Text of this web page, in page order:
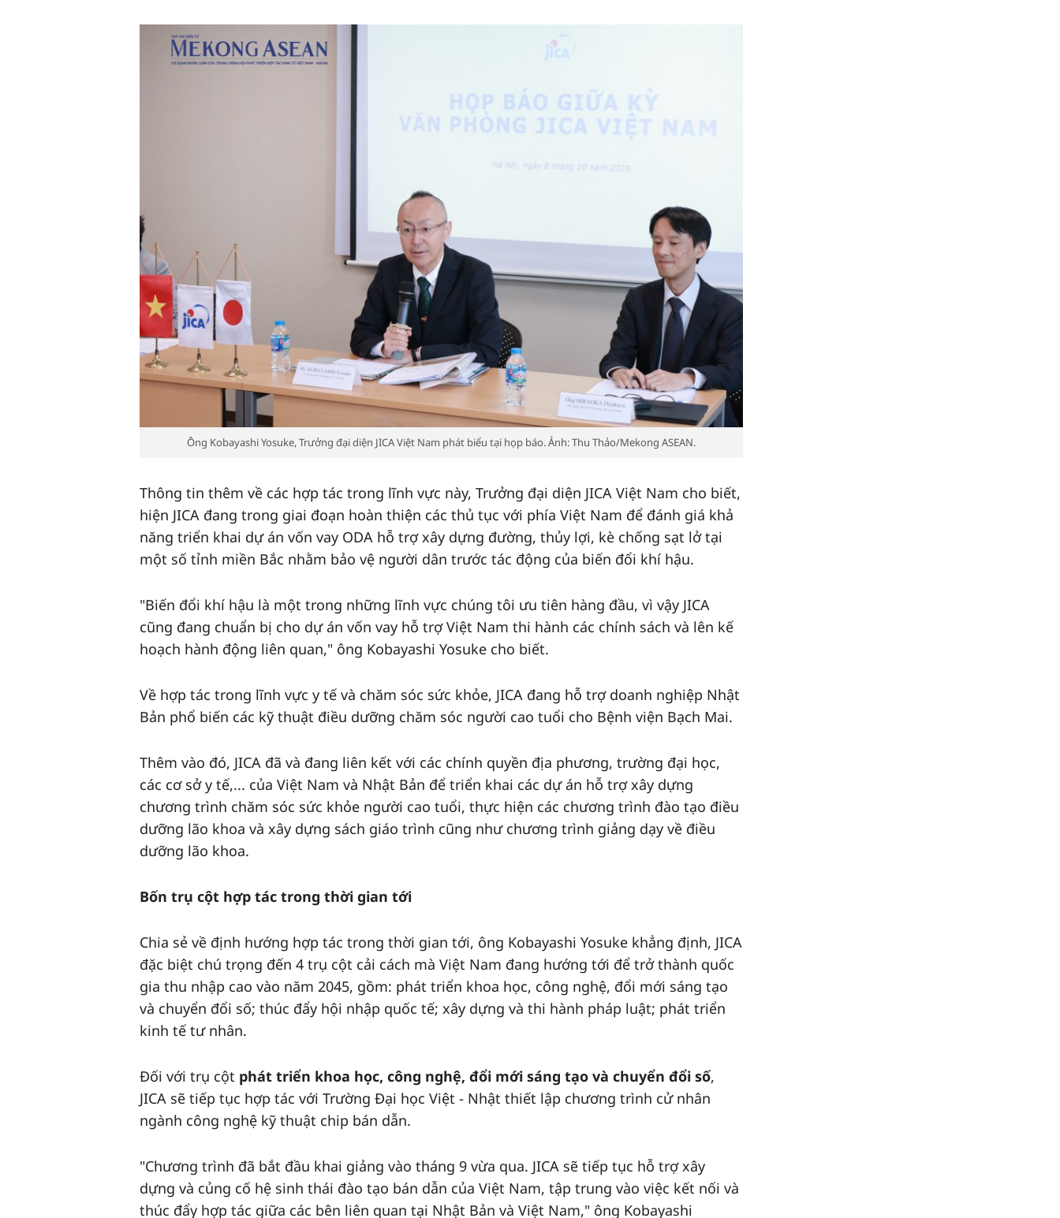
Ông Kobayashi Yosuke, Trưởng đại diện JICA Việt Nam phát biểu tại họp báo. Ảnh: Thu Thảo/Mekong ASEAN.
Thông tin thêm về các hợp tác trong lĩnh vực này, Trưởng đại diện JICA Việt Nam cho biết,
hiện JICA đang trong giai đoạn hoàn thiện các thủ tục với phía Việt Nam để đánh giá khả
năng triển khai dự án vốn vay ODA hỗ trợ xây dựng đường, thủy lợi, kè chống sạt lở tại
một số tỉnh miền Bắc nhằm bảo vệ người dân trước tác động của biến đổi khí hậu.
"Biến đổi khí hậu là một trong những lĩnh vực chúng tôi ưu tiên hàng đầu, vì vậy JICA
cũng đang chuẩn bị cho dự án vốn vay hỗ trợ Việt Nam thi hành các chính sách và lên kế
hoạch hành động liên quan," ông Kobayashi Yosuke cho biết.
Về hợp tác trong lĩnh vực y tế và chăm sóc sức khỏe, JICA đang hỗ trợ doanh nghiệp Nhật
Bản phổ biến các kỹ thuật điều dưỡng chăm sóc người cao tuổi cho Bệnh viện Bạch Mai.
Thêm vào đó, JICA đã và đang liên kết với các chính quyền địa phương, trường đại học,
các cơ sở y tế,... của Việt Nam và Nhật Bản để triển khai các dự án hỗ trợ xây dựng
chương trình chăm sóc sức khỏe người cao tuổi, thực hiện các chương trình đào tạo điều
dưỡng lão khoa và xây dựng sách giáo trình cũng như chương trình giảng dạy về điều
dưỡng lão khoa.
Bốn trụ cột hợp tác trong thời gian tới
Chia sẻ về định hướng hợp tác trong thời gian tới, ông Kobayashi Yosuke khẳng định, JICA
đặc biệt chú trọng đến 4 trụ cột cải cách mà Việt Nam đang hướng tới để trở thành quốc
gia thu nhập cao vào năm 2045, gồm: phát triển khoa học, công nghệ, đổi mới sáng tạo
và chuyển đổi số; thúc đẩy hội nhập quốc tế; xây dựng và thi hành pháp luật; phát triển
kinh tế tư nhân.
Đối với trụ cột phát triển khoa học, công nghệ, đổi mới sáng tạo và chuyển đổi số,
JICA sẽ tiếp tục hợp tác với Trường Đại học Việt - Nhật thiết lập chương trình cử nhân
ngành công nghệ kỹ thuật chip bán dẫn.
"Chương trình đã bắt đầu khai giảng vào tháng 9 vừa qua. JICA sẽ tiếp tục hỗ trợ xây
dựng và củng cố hệ sinh thái đào tạo bán dẫn của Việt Nam, tập trung vào việc kết nối và
thúc đẩy hợp tác giữa các bên liên quan tại Nhật Bản và Việt Nam," ông Kobayashi